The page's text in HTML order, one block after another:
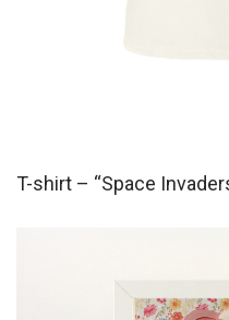
T-shirt – “Space